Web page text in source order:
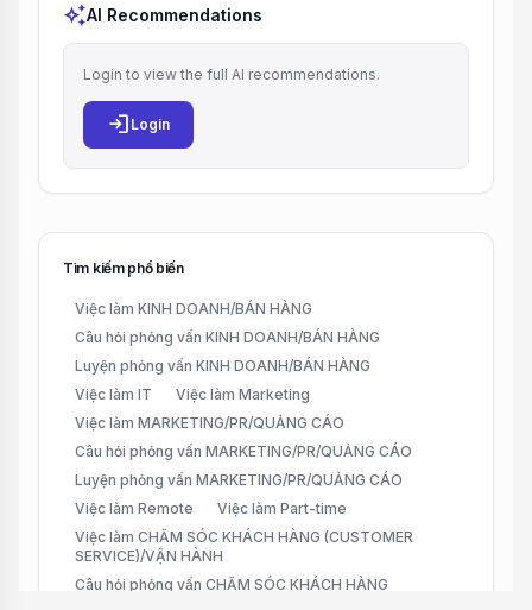
auto_awesomeAI Recommendations
Login to view the full AI recommendations.
login Login
Tìm kiếm phổ biến
Việc làm KINH DOANH/BÁN HÀNG
Câu hỏi phỏng vấn KINH DOANH/BÁN HÀNG
Luyện phỏng vấn KINH DOANH/BÁN HÀNG
Việc làm IT
Việc làm Marketing
Việc làm MARKETING/PR/QUẢNG CÁO
Câu hỏi phỏng vấn MARKETING/PR/QUẢNG CÁO
Luyện phỏng vấn MARKETING/PR/QUẢNG CÁO
Việc làm Remote
Việc làm Part-time
Việc làm CHĂM SÓC KHÁCH HÀNG (CUSTOMER
SERVICE)/VẬN HÀNH
Câu hỏi phỏng vấn CHĂM SÓC KHÁCH HÀNG